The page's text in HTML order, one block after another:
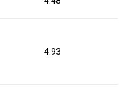
4.93